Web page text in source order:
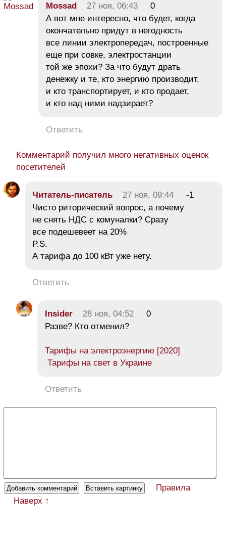
Mossad 27 ноя, 06:43
0
А вот мне интересно, что будет, когда
окончательно придут в негодность
все линии электропередач, построенные
еще при совке, электростанции
той же эпохи? За что будут драть
денежку и те, кто энергию производит,
и кто транспортирует, и кто продает,
и кто над ними надзирает?
Ответить
Комментарий получил много негативных оценок
посетителей
Читатель-писатель 27 ноя, 09:44
-1
Чисто риторический вопрос, а почему
не снять НДС с комуналки? Сразу
все подешевеет на 20%
P.S.
А тарифа до 100 кВт уже нету.
Ответить
Insider 28 ноя, 04:52
0
Разве? Кто отменил?
Тарифы на электроэнергию [2020]
Тарифы на свет в Украине
Ответить
Правила
Наверх ↑